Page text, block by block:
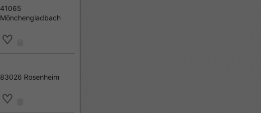
41065
Mönchengladbach
83026 Rosenheim